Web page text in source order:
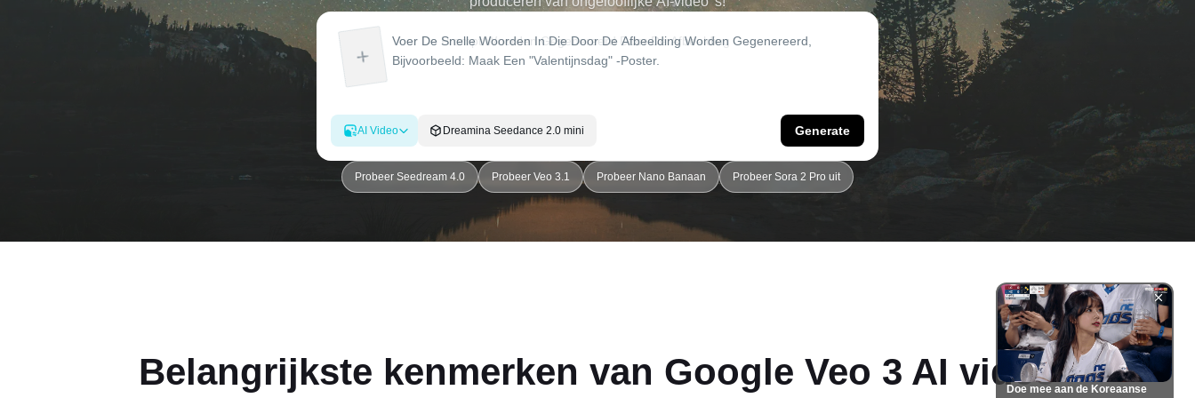
AI Video Dreamina Seedance 2.0 mini Generate
Probeer Seedream 4.0 Probeer Veo 3.1 Probeer Nano Banaan Probeer Sora 2 Pro uit
Belangrijkste kenmerken van Google Veo 3 AI videoDoe mee aan de Koreaanse